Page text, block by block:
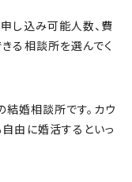
し込み可能人数、費
る相談所を選んでく
結婚相談所です。カウ
由に婚活するといっ